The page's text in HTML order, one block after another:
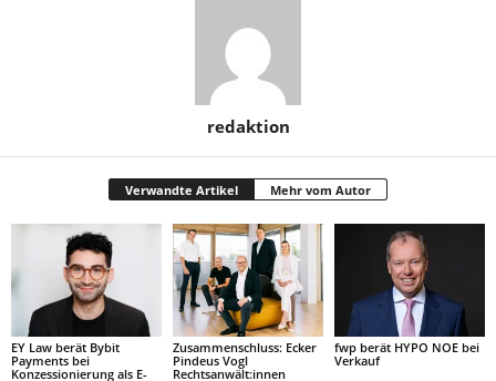
redaktion
Verwandte Artikel Mehr vom Autor
EY Law berät Bybit
Payments bei
Konzessionierung als E-
Zusammenschluss: Ecker
Pindeus Vogl
Rechtsanwält:innen
fwp berät HYPO NOE bei
Verkauf